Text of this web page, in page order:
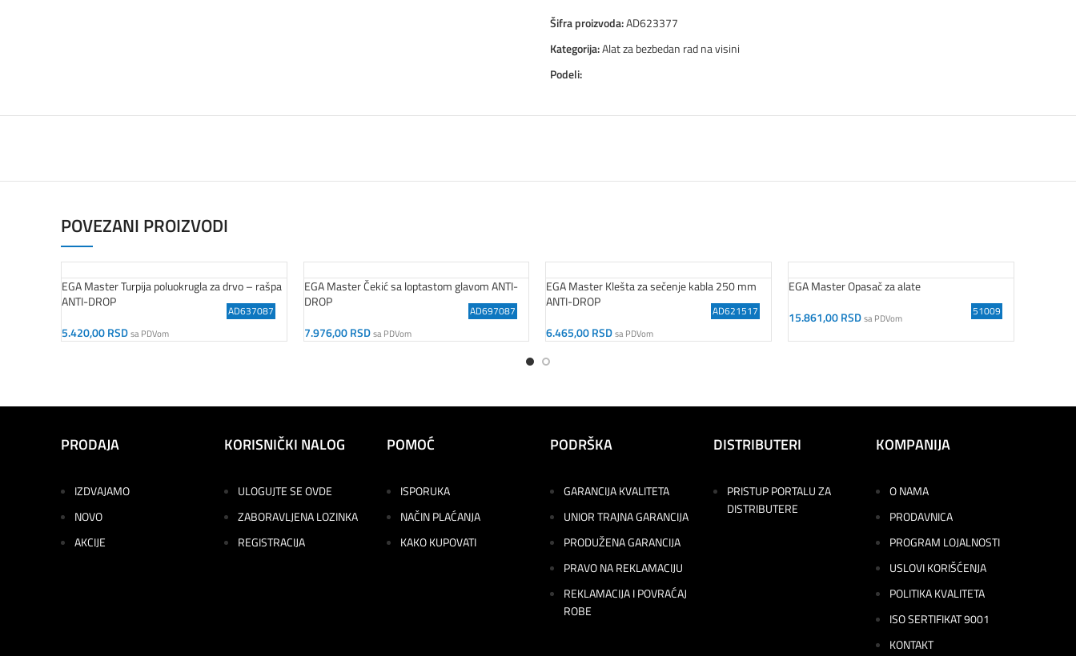
Šifra proizvoda:AD623377
Kategorija:Alat za bezbedan rad na visini
Podeli:
POVEZANI PROIZVODI
EGA Master Turpija poluokrugla za drvo – rašpa
ANTI-DROP
5.420,00RSDsa PDVom
Dodaj U Korpu
AD637087
EGA Master Čekić sa loptastom glavom ANTI-
DROP
7.976,00RSDsa PDVom
Dodaj U Korpu
AD697087
EGA Master Klešta za sečenje kabla 250 mm
ANTI-DROP
6.465,00RSDsa PDVom
Dodaj U Korpu
AD621517
EGA Master Opasač za alate
15.861,00RSDsa PDVom 51009
PRODAJA
IZDVAJAMO
NOVO
AKCIJE
KORISNIČKI NALOG
ULOGUJTE SE OVDE
ZABORAVLJENA LOZINKA
REGISTRACIJA
POMOĆ
ISPORUKA
NAČIN PLAĆANJA
KAKO KUPOVATI
PODRŠKA
GARANCIJA KVALITETA
UNIOR TRAJNA GARANCIJA
PRODUŽENA GARANCIJA
PRAVO NA REKLAMACIJU
REKLAMACIJA I POVRAĆAJ
ROBE
DISTRIBUTERI
PRISTUP PORTALU ZA
DISTRIBUTERE
KOMPANIJA
O NAMA
PRODAVNICA
PROGRAM LOJALNOSTI
USLOVI KORIŠĆENJA
POLITIKA KVALITETA
ISO SERTIFIKAT 9001
KONTAKT